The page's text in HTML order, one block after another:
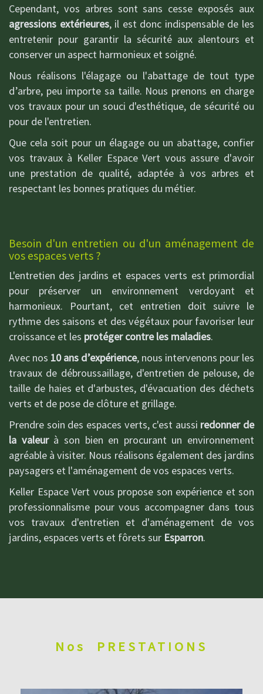
Cependant, vos arbres sont sans cesse exposés aux
agressions extérieures, il est donc indispensable de les
entretenir pour garantir la sécurité aux alentours et
conserver un aspect harmonieux et soigné.
Nous réalisons l'élagage ou l'abattage de tout type
d’arbre, peu importe sa taille. Nous prenons en charge
vos travaux pour un souci d'esthétique, de sécurité ou
pour de l'entretien.
Que cela soit pour un élagage ou un abattage, confier
vos travaux à Keller Espace Vert vous assure d'avoir
une prestation de qualité, adaptée à vos arbres et
respectant les bonnes pratiques du métier.
Besoin d'un entretien ou d'un aménagement de
vos espaces verts ?
L'entretien des jardins et espaces verts est primordial
pour préserver un environnement verdoyant et
harmonieux. Pourtant, cet entretien doit suivre le
rythme des saisons et des végétaux pour favoriser leur
croissance et les protéger contre les maladies.
Avec nos 10 ans d’expérience, nous intervenons pour les
travaux de débroussaillage, d'entretien de pelouse, de
taille de haies et d'arbustes, d'évacuation des déchets
verts et de pose de clôture et grillage.
Prendre soin des espaces verts, c'est aussi redonner de
la valeurà son bien en procurant un environnement
agréable à visiter. Nous réalisons également des jardins
paysagers et l'aménagement de vos espaces verts.
Keller Espace Vert vous propose son expérience et son
professionnalisme pour vous accompagner dans tous
vos travaux d'entretien et d'aménagement de vos
jardins, espaces verts et fôrets sur Esparron.
Nos PRESTATIONS